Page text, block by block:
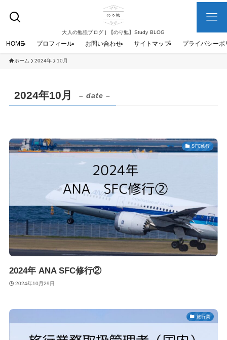
大人の勉強ブログ | 【のり勉】Study BLOG
HOME プロフィール お問い合わせ サイトマップ プライバシーポ
ホーム 2024年 10月
2024年10月 – date –
SFC修行
2024年 ANA SFC修行②
2024年10月29日
旅行業